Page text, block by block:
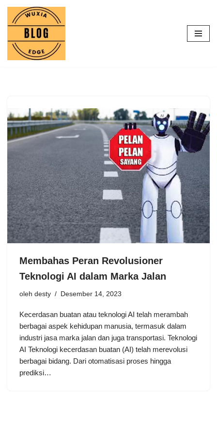
Lompat
konten
Membahas Peran Revolusioner
Teknologi AI dalam Marka Jalan
oleh desty Desember 14, 2023
Kecerdasan buatan atau teknologi AI telah merambah
berbagai aspek kehidupan manusia, termasuk dalam
industri jasa marka jalan dan juga transportasi. Teknologi
AI Teknologi kecerdasan buatan (AI) telah merevolusi
berbagai bidang. Dari otomatisasi proses hingga
prediksi…